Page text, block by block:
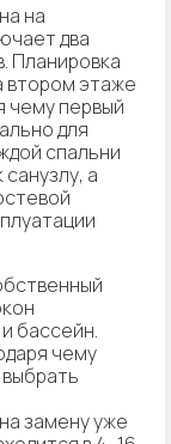
на
два
Планировка
втором этаже
чему первый
для
спальни
а
бассейн.
чему
замену уже